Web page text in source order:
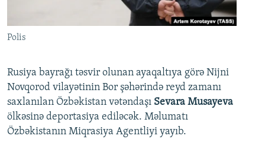
Polis
Rusiya bayrağı təsvir olunan ayaqaltıya görə Nijni
Novqorod vilayətinin Bor şəhərində reyd zamanı
saxlanılan Özbəkistan vətəndaşı Sevara Musayeva
ölkəsinə deportasiya ediləcək. Məlumatı
Özbəkistanın Miqrasiya Agentliyi yayıb.